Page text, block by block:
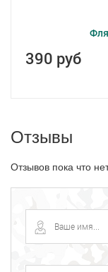
390 руб
Отзывы
Отзывов пока что